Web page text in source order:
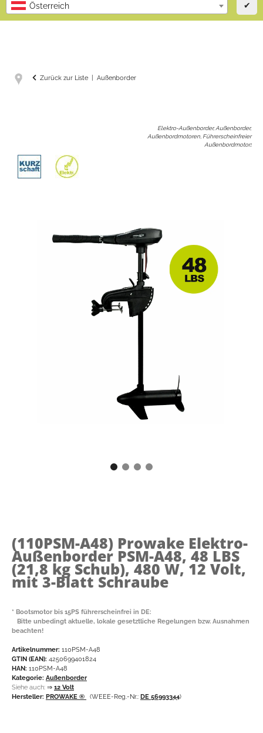
Österreich ✔
Zurück zur Liste Außenborder
Elektro-Außenborder, Außenborder,
Außenbordmotoren, Führerscheinfreier
Außenbordmotor:
(110PSM-A48) Prowake Elektro-
Außenborder PSM-A48, 48 LBS
(21,8 kg Schub), 480 W, 12 Volt,
mit 3-Blatt Schraube
* Bootsmotor bis 15PS führerscheinfrei in DE:
Bitte unbedingt aktuelle, lokale gesetztliche Regelungen bzw. Ausnahmen
beachten!
Artikelnummer: 110PSM-A48
GTIN (EAN): 4250699401824
HAN: 110PSM-A48
Kategorie: Außenborder
Siehe auch: ⇒ 12 Volt
Hersteller: PROWAKE ® (WEEE-Reg.-Nr.: DE 56993344)